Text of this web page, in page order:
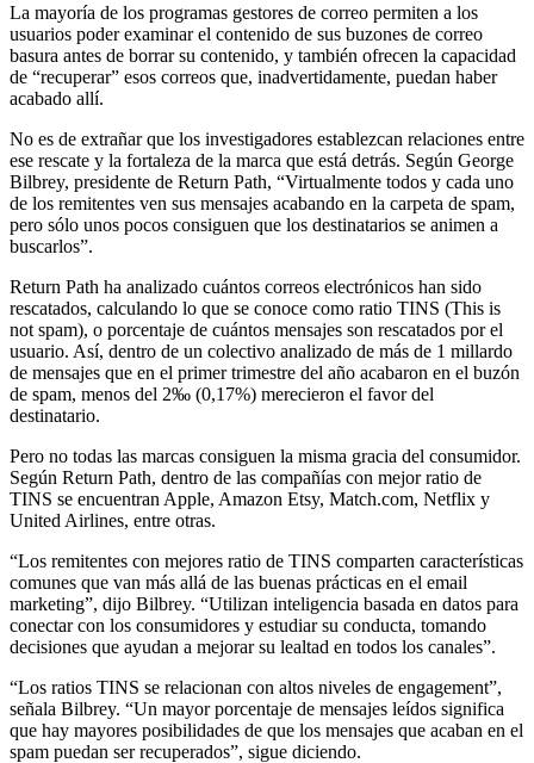
La mayoría de los programas gestores de correo permiten a los
usuarios poder examinar el contenido de sus buzones de correo
basura antes de borrar su contenido, y también ofrecen la capacidad
de “recuperar” esos correos que, inadvertidamente, puedan haber
acabado allí.
No es de extrañar que los investigadores establezcan relaciones entre
ese rescate y la fortaleza de la marca que está detrás. Según George
Bilbrey, presidente de Return Path, “Virtualmente todos y cada uno
de los remitentes ven sus mensajes acabando en la carpeta de spam,
pero sólo unos pocos consiguen que los destinatarios se animen a
buscarlos”.
Return Path ha analizado cuántos correos electrónicos han sido
rescatados, calculando lo que se conoce como ratio TINS (This is
not spam), o porcentaje de cuántos mensajes son rescatados por el
usuario. Así, dentro de un colectivo analizado de más de 1 millardo
de mensajes que en el primer trimestre del año acabaron en el buzón
de spam, menos del 2‰ (0,17%) merecieron el favor del
destinatario.
Pero no todas las marcas consiguen la misma gracia del consumidor.
Según Return Path, dentro de las compañías con mejor ratio de
TINS se encuentran Apple, Amazon Etsy, Match.com, Netflix y
United Airlines, entre otras.
“Los remitentes con mejores ratio de TINS comparten características
comunes que van más allá de las buenas prácticas en el email
marketing”, dijo Bilbrey. “Utilizan inteligencia basada en datos para
conectar con los consumidores y estudiar su conducta, tomando
decisiones que ayudan a mejorar su lealtad en todos los canales”.
“Los ratios TINS se relacionan con altos niveles de engagement”,
señala Bilbrey. “Un mayor porcentaje de mensajes leídos significa
que hay mayores posibilidades de que los mensajes que acaban en el
spam puedan ser recuperados”, sigue diciendo.